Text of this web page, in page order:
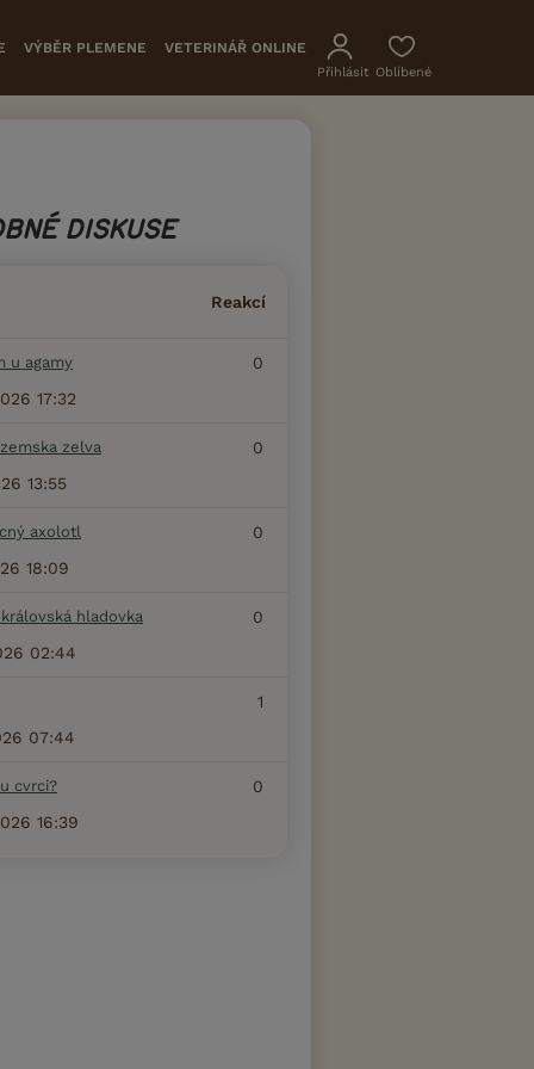
VÝBĚR PLEMENE VETERINÁŘ ONLINE
Přihlásit Oblíbené
DISKUSE
Reakcí
u agamy
0
17:32
zelva
0
13:55
axolotl
0
18:09
hladovka
0
02:44
1
07:44
cvrci?
0
16:39